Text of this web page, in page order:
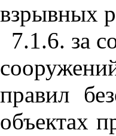
взрывных
7.1.6. за
правил
объектах